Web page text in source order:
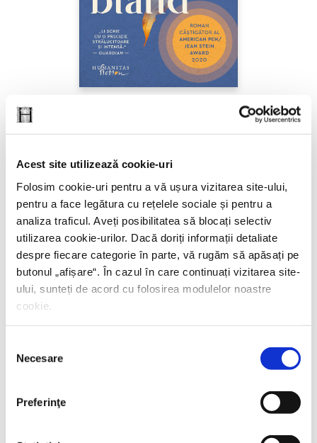
Acest site utilizează cookie-uri
Folosim cookie-uri pentru a vă ușura vizitarea site-ului,
pentru a face legătura cu rețelele sociale și pentru a
analiza traficul. Aveți posibilitatea să blocați selectiv
utilizarea cookie-urilor. Dacă doriți informații detaliate
despre fiecare categorie în parte, vă rugăm să apăsați pe
butonul „ afișare“. În cazul în care continuați vizitarea site-
ului, sunteți de acord cu folosirea modulelor noastre
cookie.
consimțământului
Necesare
Preferinţe